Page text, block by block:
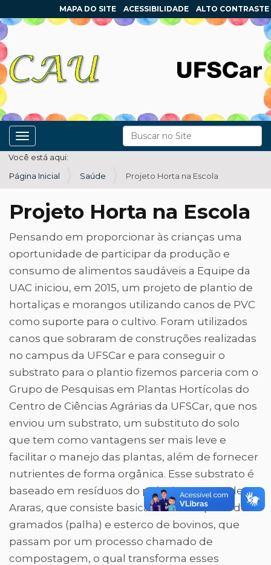
Busca
Busca Avançada…
MAPA DO SITE ACESSIBILIDADE ALTO CONTRASTE
Toggle navigation
Você está aqui:
Página Inicial
Saúde Projeto Horta na Escola
Projeto Horta na Escola
Pensando em proporcionar às crianças uma
oportunidade de participar da produção e
consumo de alimentos saudáveis a Equipe da
UAC iniciou, em 2015, um projeto de plantio de
hortaliças e morangos utilizando canos de PVC
como suporte para o cultivo. Foram utilizados
canos que sobraram de construções realizadas
no campus da UFSCar e para conseguir o
substrato para o plantio fizemos parceria com o
Grupo de Pesquisas em Plantas Hortícolas do
Centro de Ciências Agrárias da UFSCar, que nos
enviou um substrato, um substituto do solo
que tem como vantagens ser mais leve e
facilitar o manejo das plantas, além de fornecer
nutrientes de forma orgânica. Esse substrato é
baseado em resíduos do próprio campus de
Araras, que consiste basicamente da poda dos
gramados (palha) e esterco de bovinos, que
passam por um processo chamado de
compostagem, o qual transforma esses